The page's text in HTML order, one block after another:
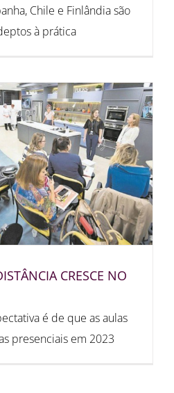
Chile e Finlândia são
à prática
CRESCE NO
é de que as aulas
presenciais em 2023